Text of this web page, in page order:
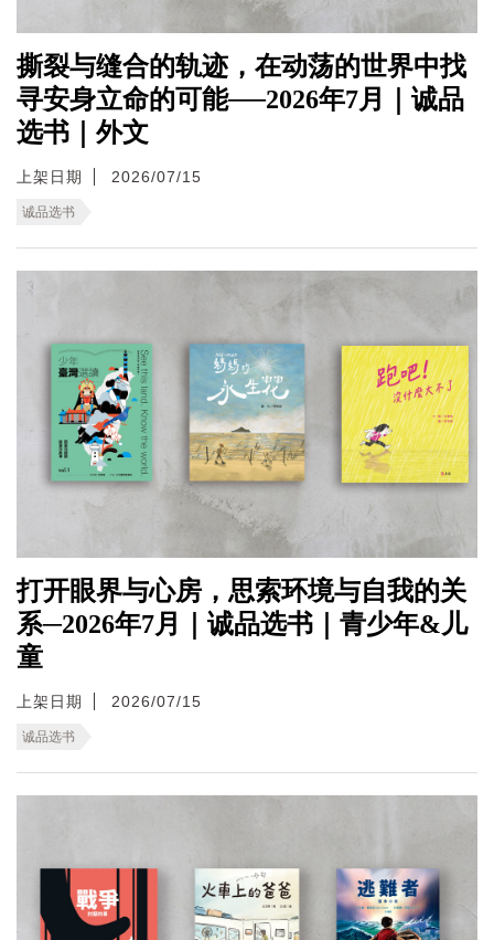
撕裂与缝合的轨迹，在动荡的世界中找
寻安身立命的可能──2026年7月｜诚品
选书｜外文
上架日期 2026/07/15
诚品选书
打开眼界与心房，思索环境与自我的关
系─2026年7月｜诚品选书｜青少年&儿
童
上架日期 2026/07/15
诚品选书